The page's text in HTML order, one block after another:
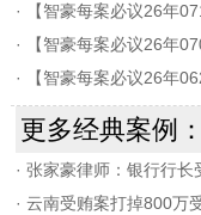
·
【智豪每案必议26年0710】受贿罪、贪污罪、徇私枉
·
【智豪每案必议26年0703】受贿罪、民事枉法裁判罪
·
【智豪每案必议26年0626】诈骗罪、受贿罪、对非国
更多经典案例：
· 张家豪律师：银行行
· 云南受贿案打掉800万